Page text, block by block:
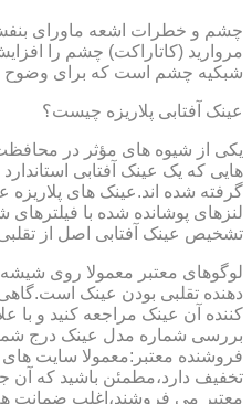
مروارید (کاتاراکت) چشم را
شبکیه چشم است که برای وضوح
عینک آفتابی پلاریزه چیست؟
یکی از شیوه های مؤثر در
گرفته شده اند.عینک های
لنزهای پوشانده شده با
تشخیص عینک آفتابی اصل از
لوگوهای معتبر معمولا روی شیشه
دهنده تقلبی بودن عینک
کننده آن عینک مراجعه کنید و با
بررسی شماره مدل عینک درج
فروشنده معتبر:معمولا سایت
تخفیف دارد،مطمئن باشید که
معتبر می فروشند،اغلب ضمانت